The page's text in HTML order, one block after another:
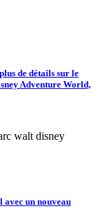
de détails sur le
Adventure World,
avec un nouveau